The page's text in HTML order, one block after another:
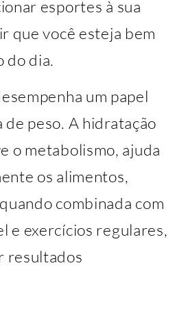
esportes à sua
que você esteja bem
do dia.
um papel
de peso. A hidratação
o metabolismo, ajuda
os alimentos,
combinada com
e exercícios regulares,
resultados